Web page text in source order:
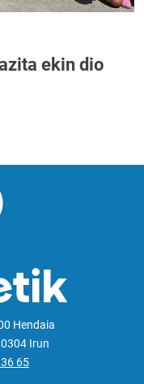
ekin dio
Hendaia
Irun
65